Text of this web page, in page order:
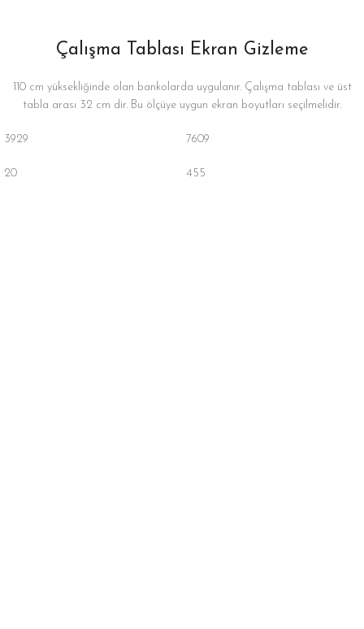
Çalışma Tablası Ekran Gizleme
110 cm yüksekliğinde olan bankolarda uygulanır. Çalışma tablası ve üst
tabla arası 32 cm dir. Bu ölçüye uygun ekran boyutları seçilmelidir.
3929
20
7609
455